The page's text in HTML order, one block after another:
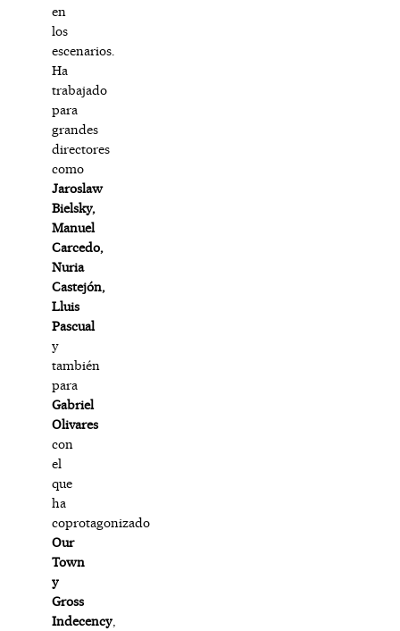
en
los
escenarios.
Ha
trabajado
para
grandes
directores
como
Jaroslaw
Bielsky,
Manuel
Carcedo,
Nuria
Castejón,
Lluis
Pascual
y
también
para
Gabriel
Olivares
con
el
que
ha
coprotagonizado
Our
Town
y
Gross
Indecency,